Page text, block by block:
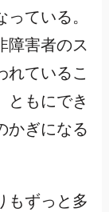
ている。
障害者のス
れているこ
ともにでき
かぎになる
もずっと多